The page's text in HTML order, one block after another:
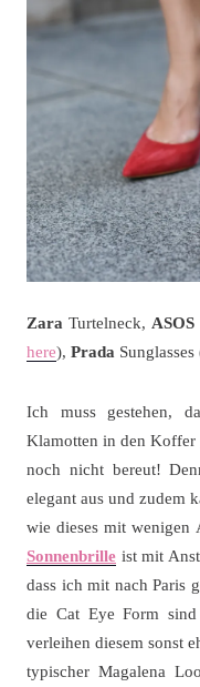
Zara Turtelneck,ASOS
here), Prada Sunglasses
Ich muss gestehen,
Klamotten in den Koffer
noch nicht bereut!
elegant aus und zudem
wie dieses mit wenigen
Sonnenbrille ist mit
dass ich mit nach Paris
die Cat Eye Form
verleihen diesem sonst
typischer Magalena